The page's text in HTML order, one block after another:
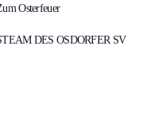
Osterfeuer
DES OSDORFER SV